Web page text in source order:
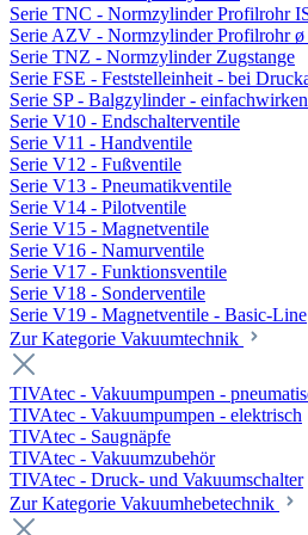
Serie TNC - Normzylinder Profilrohr
Serie AZV - Normzylinder Profilrohr ø
Serie TNZ - Normzylinder Zugstange
Serie FSE - Feststelleinheit - bei
Serie SP - Balgzylinder -
Serie V10 - Endschalterventile
Serie V11 - Handventile
Serie V12 - Fußventile
Serie V13 - Pneumatikventile
Serie V14 - Pilotventile
Serie V15 - Magnetventile
Serie V16 - Namurventile
Serie V17 - Funktionsventile
Serie V18 - Sonderventile
Serie V19 - Magnetventile - Basic-Line
Zur Kategorie Vakuumtechnik
TIVAtec - Vakuumpumpen -
TIVAtec - Vakuumpumpen - elektrisch
TIVAtec - Saugnäpfe
TIVAtec - Vakuumzubehör
TIVAtec - Druck- und Vakuumschalter
Zur Kategorie Vakuumhebetechnik